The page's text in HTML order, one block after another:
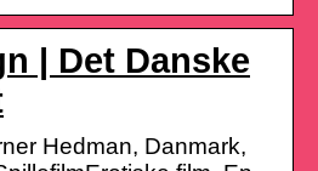
| Det Danske
Hedman, Danmark,